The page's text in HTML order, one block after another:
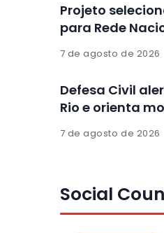
Projeto
para Rede
7 de agosto de 2026
Defesa Civil
Rio e orienta
7 de agosto de 2026
Social